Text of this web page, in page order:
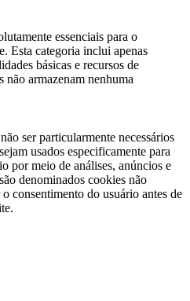
essenciais para o
Esta categoria inclui apenas
básicas e recursos de
não armazenam nenhuma
ser particularmente necessários
usados ​​especificamente para
por meio de análises, anúncios e
denominados cookies não
consentimento do usuário antes de